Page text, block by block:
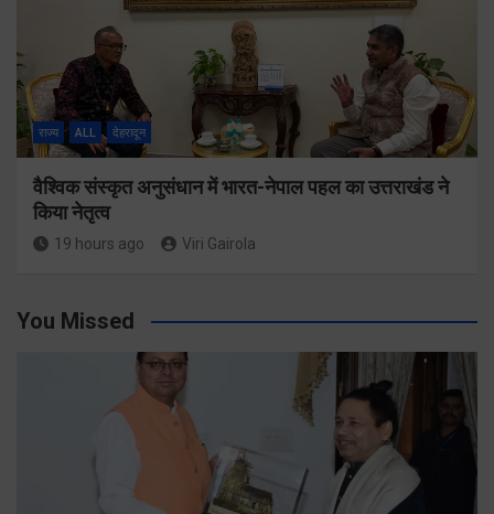
राज्य ALL देहरादून
वैश्विक संस्कृत अनुसंधान में भारत-नेपाल पहल का उत्तराखंड ने
किया नेतृत्व
19 hours ago Viri Gairola
You Missed